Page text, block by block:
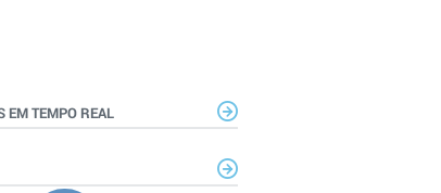
EM TEMPO REAL